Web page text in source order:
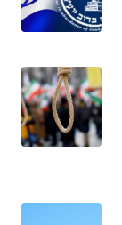
TENTANG
KAMI
PEDOMAN
MEDIA
SIBER
KARIR